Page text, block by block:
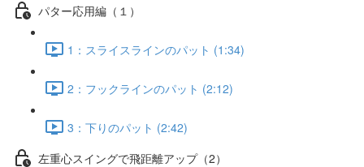
パター応用編（１）
1：スライスラインのパット (1:34)
2：フックラインのパット (2:12)
3：下りのパット (2:42)
左重心スイングで飛距離アップ（2）